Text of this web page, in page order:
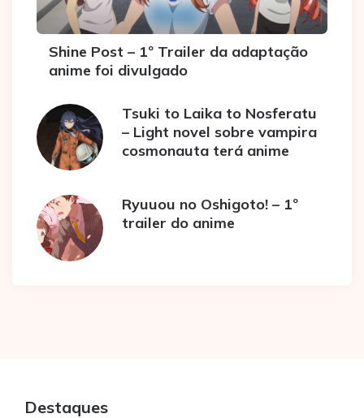
Shine Post – 1º Trailer da adaptação
anime foi divulgado
Tsuki to Laika to Nosferatu
– Light novel sobre vampira
cosmonauta terá anime
Ryuuou no Oshigoto! – 1º
trailer do anime
Destaques